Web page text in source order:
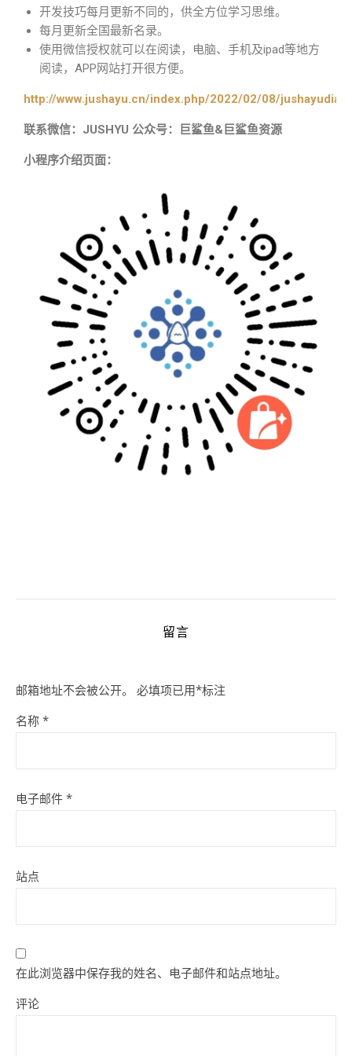
开发技巧每月更新不同的，供全方位学习思维。
每月更新全国最新名录。
使用微信授权就可以在阅读，电脑、手机及ipad等地方
阅读，APP网站打开很方便。
http://www.jushayu.cn/index.php/2022/02/08/
联系微信：JUSHYU 公众号：巨鲨鱼&巨鲨鱼资源
小程序介绍页面：
留言
邮箱地址不会被公开。 必填项已用*标注
名称 *
电子邮件 *
站点
在此浏览器中保存我的姓名、电子邮件和站点地址。
评论